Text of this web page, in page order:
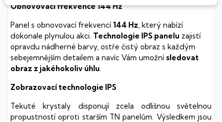
Obnovovací frekvence 144 Hz
Panel s obnovovací frekvencí 144 Hz , který nabízí
dokonale plynulou akci. Technologie IPS panelu zajistí
opravdu nádherné barvy, ostře čistý obraz s každým
sebejemnějším detailem a navíc Vám umožní sledovat
obraz z jakéhokoliv úhlu
Zobrazovací technologie IPS
Tekuté krystaly disponují zcela odlišnou světelnou
propustností oproti starším TN panelům. Výsledkem jsou